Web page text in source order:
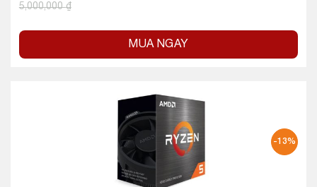
5,000,000₫
MUA NGAY
-13%